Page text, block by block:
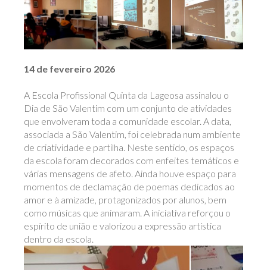
14 de fevereiro 2026
A Escola Profissional Quinta da Lageosa assinalou o
Dia de São Valentim com um conjunto de atividades
que envolveram toda a comunidade escolar. A data,
associada a São Valentim, foi celebrada num ambiente
de criatividade e partilha. Neste sentido, os espaços
da escola foram decorados com enfeites temáticos e
várias mensagens de afeto. Ainda houve espaço para
momentos de declamação de poemas dedicados ao
amor e à amizade, protagonizados por alunos, bem
como músicas que animaram. A iniciativa reforçou o
espírito de união e valorizou a expressão artística
dentro da escola.